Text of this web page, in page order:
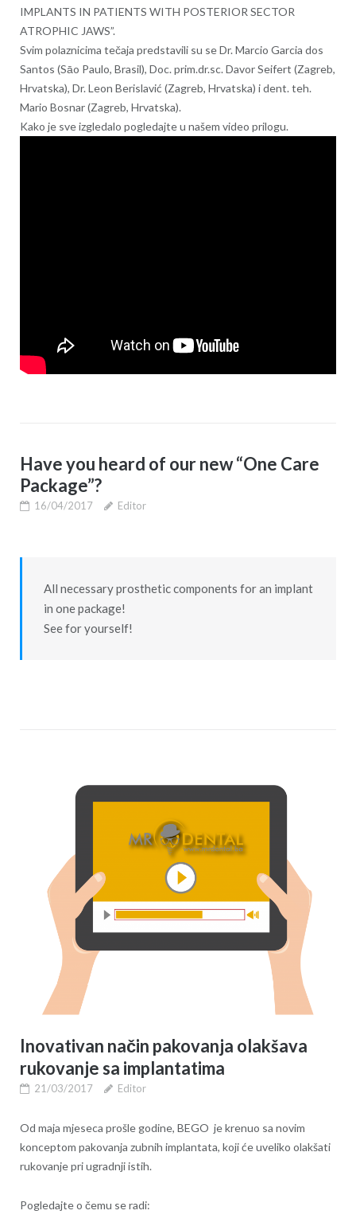
IMPLANTS IN PATIENTS WITH POSTERIOR SECTOR
ATROPHIC JAWS”.
Svim polaznicima tečaja predstavili su se Dr. Marcio Garcia dos
Santos (Sāo Paulo, Brasil), Doc. prim.dr.sc. Davor Seifert (Zagreb,
Hrvatska), Dr. Leon Berislavić (Zagreb, Hrvatska) i dent. teh.
Mario Bosnar (Zagreb, Hrvatska).
Kako je sve izgledalo pogledajte u našem video prilogu.
Have you heard of our new “One Care
Package”?
16/04/2017 Editor
All necessary prosthetic components for an implant
in one package!
See for yourself!
Inovativan način pakovanja olakšava
rukovanje sa implantatima
21/03/2017 Editor
Od maja mjeseca prošle godine, BEGO je krenuo sa novim
konceptom pakovanja zubnih implantata, koji će uveliko olakšati
rukovanje pri ugradnji istih.
Pogledajte o čemu se radi: